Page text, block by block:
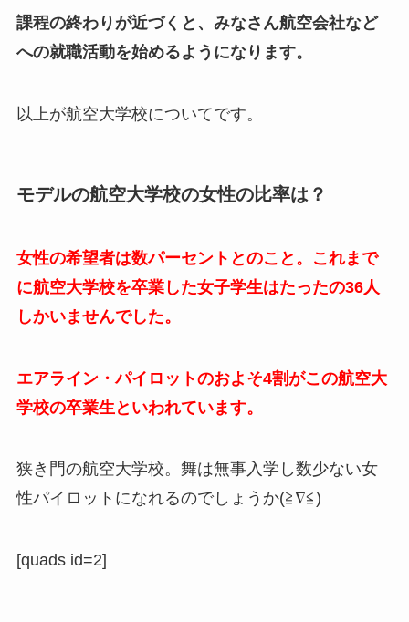
課程の終わりが近づくと、みなさん航空会社など
への就職活動を始めるようになります。
以上が航空大学校についてです。
モデルの航空大学校の女性の比率は？
女性の希望者は数パーセントとのこと。これまで
に航空大学校を卒業した女子学生はたったの36人
しかいませんでした。
エアライン・パイロットのおよそ4割がこの航空大
学校の卒業生といわれています。
狭き門の航空大学校。舞は無事入学し数少ない女
性パイロットになれるのでしょうか(≧∇≦)
[quads id=2]